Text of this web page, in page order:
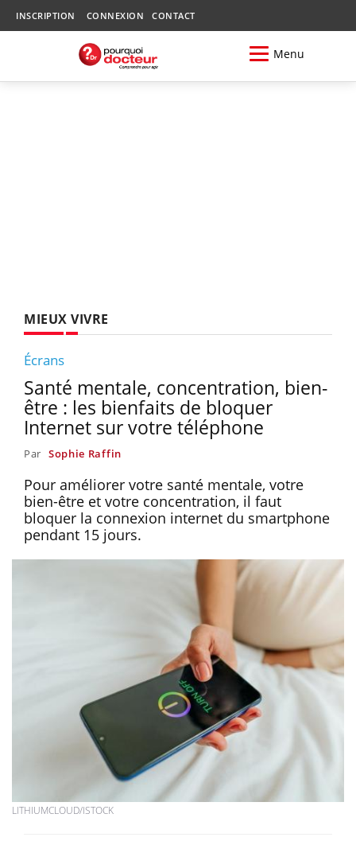
INSCRIPTION CONNEXION CONTACT
Menu
MIEUX VIVRE
Écrans
Santé mentale, concentration, bien-
être : les bienfaits de bloquer
Internet sur votre téléphone
Par Sophie Raffin
Pour améliorer votre santé mentale, votre
bien-être et votre concentration, il faut
bloquer la connexion internet du smartphone
pendant 15 jours.
LITHIUMCLOUD/ISTOCK